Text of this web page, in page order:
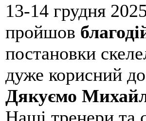
13-14 грудня
пройшов
постановки
дуже корисний
Дякуємо